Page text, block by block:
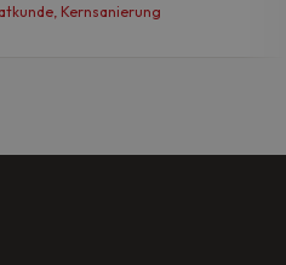
Kernsanierung